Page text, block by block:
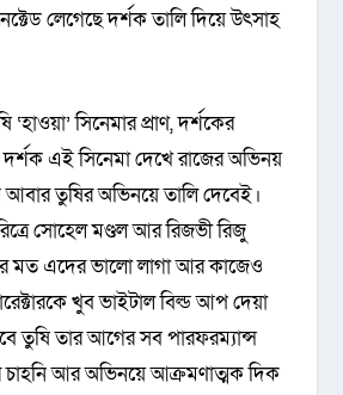
লেগেছে দর্শক তালি দিয়ে উৎসাহ
সিনেমার প্রাণ, দর্শকের
এই সিনেমা দেখে রাজের অভিনয়
তুষির অভিনয়ে তালি দেবেই।
সোহেল মণ্ডল আর রিজভী রিজু
মত এদের ভালো লাগা আর কাজেও
খুব ভাইটাল বিল্ড আপ দেয়া
তুষি তার আগের সব পারফরম্যান্স
চাহনি আর অভিনয়ে আক্রমণাত্মক দিক